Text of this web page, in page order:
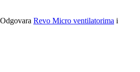
Revo Micro ventilatorima i